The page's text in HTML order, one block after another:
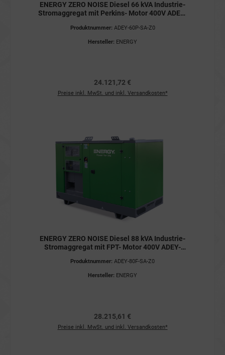
ENERGY ZERO NOISE Diesel 66 kVA Industrie-
Stromaggregat mit Perkins- Motor 400V ADEY-
Produktnummer: ADEY-60P-SA-Z0
Hersteller: ENERGY
24.121,72 €
Preise inkl. MwSt. und inkl. Versandkosten*
ENERGY ZERO NOISE Diesel 88 kVA Industrie-
Stromaggregat mit FPT- Motor 400V ADEY-
Produktnummer: ADEY-80F-SA-Z0
Hersteller: ENERGY
28.215,61 €
Preise inkl. MwSt. und inkl. Versandkosten*